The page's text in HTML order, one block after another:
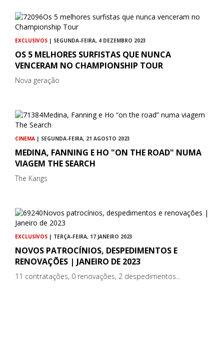
EXCLUSIVOS | SEGUNDA-FEIRA, 4 DEZEMBRO 2023
OS 5 MELHORES SURFISTAS QUE NUNCA
VENCERAM NO CHAMPIONSHIP TOUR
Nova geração
CINEMA | SEGUNDA-FEIRA, 21 AGOSTO 2023
MEDINA, FANNING E HO "ON THE ROAD" NUMA
VIAGEM THE SEARCH
The Kangs
EXCLUSIVOS | TERÇA-FEIRA, 17 JANEIRO 2023
NOVOS PATROCÍNIOS, DESPEDIMENTOS E
RENOVAÇÕES | JANEIRO DE 2023
11 contratações, 0 renovações, 2 despedimentos...